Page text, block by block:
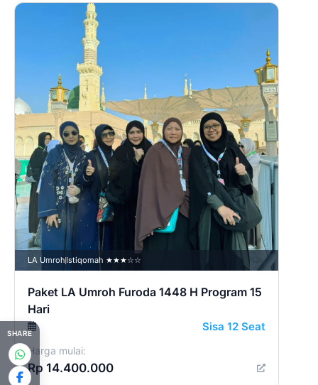
LA Umroh Istiqomah ★★★☆☆
Paket LA Umroh Furoda 1448 H Program 15
Hari
Sisa 12 Seat
Harga mulai:
Rp 14.400.000
SHARE